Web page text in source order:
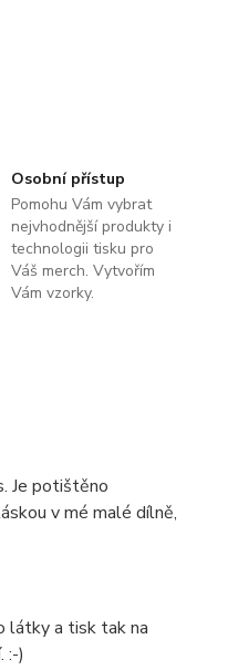
Osobní přístup
Pomohu Vám vybrat
nejvhodnější produkty i
technologii tisku pro
Váš merch. Vytvořím
Vám vzorky.
Je potištěno
v mé malé dílně,
látky a tisk tak na
:-)